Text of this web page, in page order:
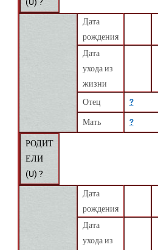
Дата
рождения
Дата
ухода из
жизни
Отец
?
Мать ?
РОДИТ
ЕЛИ
(U) ?
Дата
рождения
Дата
ухода из